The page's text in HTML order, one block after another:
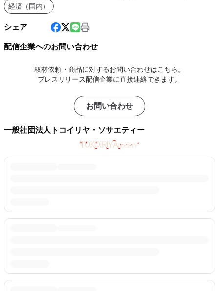
経済（国内）
シェア
配信企業へのお問い合わせ
取材依頼・商品に対するお問い合わせはこちら。
プレスリリース配信企業に直接連絡できます。
お問い合わせ
一般社団法人トコイリヤ・ソサエティー